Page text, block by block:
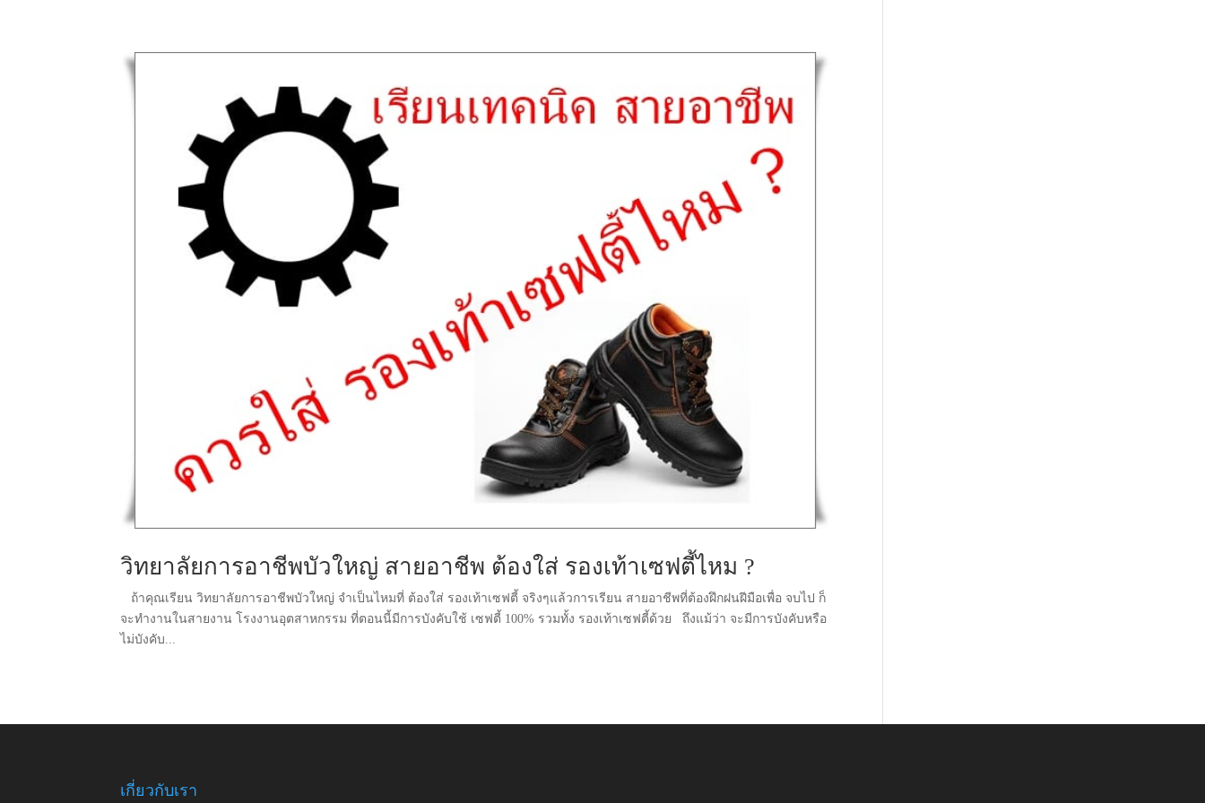
วิทยาลัยการอาชีพบัวใหญ่ สายอาชีพ ต้องใส่ รองเท้าเซฟตี้ไหม ?
ถ้าคุณเรียน วิทยาลัยการอาชีพบัวใหญ่ จำเป็นไหมที่ ต้องใส่ รองเท้าเซฟตี้ จริงๆแล้วการเรียน สายอาชีพที่ต้องฝึกฝนฝีมือเพื่อ จบไป ก็
จะทำงานในสายงาน โรงงานอุตสาหกรรม ที่ตอนนี้มีการบังคับใช้ เซฟตี้ 100% รวมทั้ง รองเท้าเซฟตี้ด้วย ถึงแม้ว่า จะมีการบังคับหรือ
ไม่บังคับ...
เกี่ยวกับเรา